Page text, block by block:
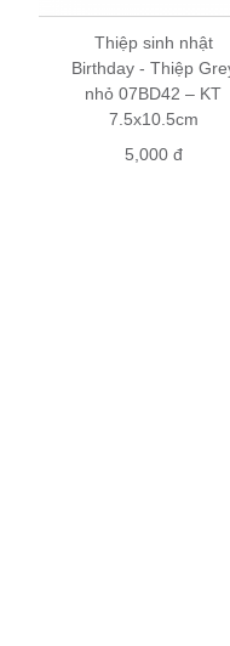
Thiệp sinh nhật
Birthday - Thiệp
nhỏ 07BD42 – KT
7.5x10.5cm
5,000 đ